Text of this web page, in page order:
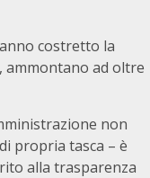
costretto la
ammontano ad oltre
non
propria tasca – è
alla trasparenza